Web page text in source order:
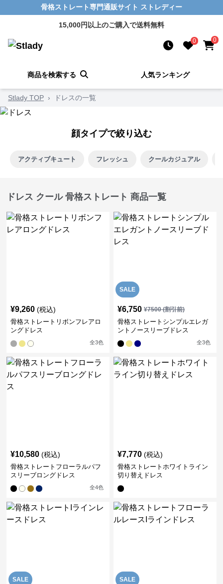
骨格ストレート専門通販サイト ストレディー
15,000円以上のご購入で送料無料
0 0
商品を検索する 人気ランキング
Stlady TOP › ドレスの一覧
顔タイプで絞り込む
アクティブキュート フレッシュ クールカジュアル
ドレス クール 骨格ストレート 商品一覧
¥9,260 (税込)
骨格ストレートリボンフレアロ
ングドレス
全3色
SALE
¥6,750 ¥7500(割引前)
骨格ストレートシンプルエレガ
ントノースリーブドレス
全3色
¥10,580 (税込)
骨格ストレートフローラルパフ
スリーブロングドレス
全4色
¥7,770 (税込)
骨格ストレートホワイトライン
切り替えドレス
SALE SALE